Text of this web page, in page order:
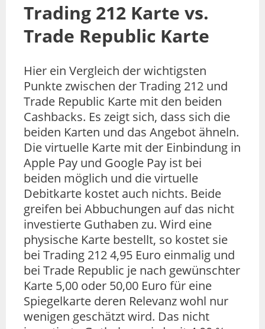
Trading 212 Karte vs.
Trade Republic Karte
Hier ein Vergleich der wichtigsten
Punkte zwischen der Trading 212 und
Trade Republic Karte mit den beiden
Cashbacks. Es zeigt sich, dass sich die
beiden Karten und das Angebot ähneln.
Die virtuelle Karte mit der Einbindung in
Apple Pay und Google Pay ist bei
beiden möglich und die virtuelle
Debitkarte kostet auch nichts. Beide
greifen bei Abbuchungen auf das nicht
investierte Guthaben zu. Wird eine
physische Karte bestellt, so kostet sie
bei Trading 212 4,95 Euro einmalig und
bei Trade Republic je nach gewünschter
Karte 5,00 oder 50,00 Euro für eine
Spiegelkarte deren Relevanz wohl nur
wenigen geschätzt wird. Das nicht